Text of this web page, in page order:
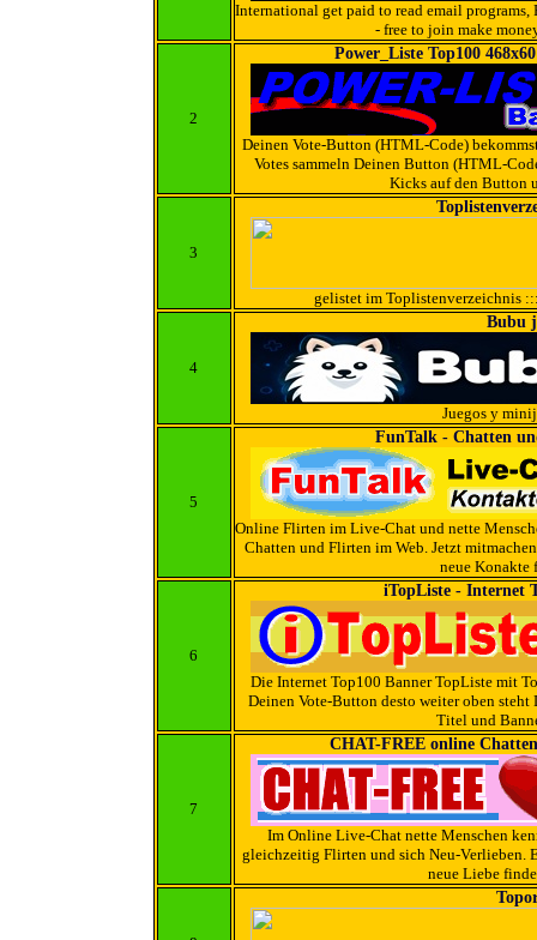
International get paid to read email
- free to join make
2
Power_Liste Top100
Deinen Vote-Button (HTML-Code)
Votes sammeln Deinen Button (HTML-
Kicks auf den Button
3
gelistet im Toplistenverzeichnis
4
Bubu
Juegos y
5
FunTalk - Chatten
Online Flirten im Live-Chat und nette
Chatten und Flirten im Web. Jetzt
neue Konakte
6
iTopListe - Internet
Die Internet Top100 Banner TopListe mit
Deinen Vote-Button desto weiter oben
Titel und
7
CHAT-FREE online
Im Online Live-Chat nette Menschen
gleichzeitig Flirten und sich Neu-Verlieben.
neue Liebe